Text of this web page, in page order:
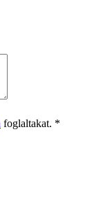
foglaltakat. *